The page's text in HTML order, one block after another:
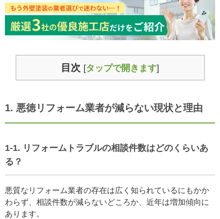
目次 [タップで開きます]
1. 悪徳リフォーム業者が減らない現状と理由
1-1. リフォームトラブルの相談件数はどのくらいあ
る？
悪質なリフォーム業者の存在は広く知られているにもかか
わらず、相談件数が減らないどころか、近年は増加傾向に
あります。